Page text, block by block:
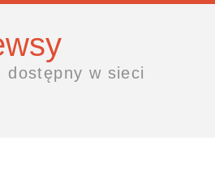
dostępny w sieci